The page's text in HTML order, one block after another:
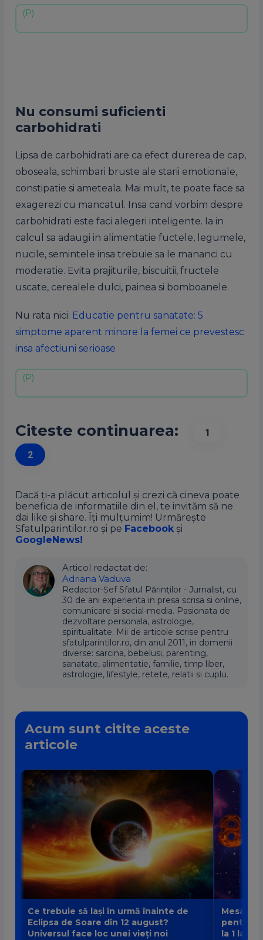
Nu consumi suficienti
carbohidrati
Lipsa de carbohidrati are ca efect durerea de cap,
oboseala, schimbari bruste ale starii emotionale,
constipatie si ameteala. Mai mult, te poate face sa
exagerezi cu mancatul. Insa cand vorbim despre
carbohidrati este faci alegeri inteligente. Ia in
calcul sa adaugi in alimentatie fuctele, legumele,
nucile, semintele insa trebuie sa le mananci cu
moderatie. Evita prajiturile, biscuitii, fructele
uscate, cerealele dulci, painea si bomboanele.
Nu rata nici: Educatie pentru sanatate: 5
simptome aparent minore la femei ce prevestesc
insa afectiuni serioase
Citeste continuarea:
1
2
Dacă ți-a plăcut articolul și crezi că cineva poate
beneficia de informatiile din el, te invităm să ne
dai like și share. Îți mulțumim! Urmărește
Sfatulparintilor.ro și pe Facebook și
GoogleNews!
Articol redactat de:
Adriana Vaduva
Redactor-Șef Sfatul Părinților - Jurnalist, cu
30 de ani experienta in presa scrisa si online,
comunicare si social-media. Pasionata de
dezvoltare personala, astrologie,
spiritualitate. Mii de articole scrise pentru
sfatulparintilor.ro, din anul 2011, in domenii
diverse: sarcina, bebelusi, parenting,
sanatate, alimentatie, familie, timp liber,
astrologie, lifestyle, retete, relatii si cuplu.
Acum sunt citite aceste
articole
Ce trebuie să lași în urmă înainte de
Eclipsa de Soare din 12 august?
Universul face loc unei vieți noi
Mesajul
pentru
la 1 la 9